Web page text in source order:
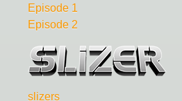
Episode 1
Episode 2
slizers